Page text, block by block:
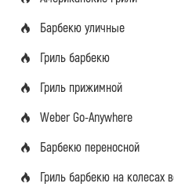
Барбекю уличные
Гриль барбекю
Гриль прижимной
Weber Go-Anywhere
Барбекю переносной
Гриль барбекю на колесах